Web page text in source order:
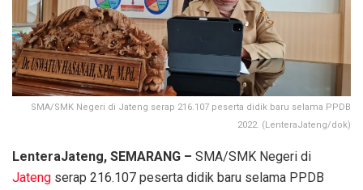
SMA/SMK Negeri di Jateng serap 216.107 peserta didik baru selama PPDB
2022. (LenteraJateng/dok)
LenteraJateng, SEMARANG – SMA/SMK Negeri di
Jateng serap 216.107 peserta didik baru selama PPDB